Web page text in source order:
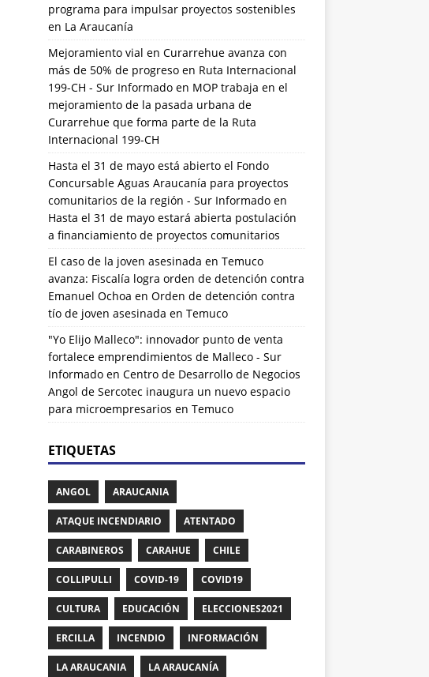
programa para impulsar proyectos sostenibles
en La Araucanía
Mejoramiento vial en Curarrehue avanza con
más de 50% de progreso en Ruta Internacional
199-CH - Sur Informadoen MOP trabaja en el
mejoramiento de la pasada urbana de
Curarrehue que forma parte de la Ruta
Internacional 199-CH
Hasta el 31 de mayo está abierto el Fondo
Concursable Aguas Araucanía para proyectos
comunitarios de la región - Sur Informadoen
Hasta el 31 de mayo estará abierta postulación
a financiamiento de proyectos comunitarios
El caso de la joven asesinada en Temuco
avanza: Fiscalía logra orden de detención contra
Emanuel Ochoa en Orden de detención contra
tío de joven asesinada en Temuco
"Yo Elijo Malleco": innovador punto de venta
fortalece emprendimientos de Malleco - Sur
Informadoen Centro de Desarrollo de Negocios
Angol de Sercotec inaugura un nuevo espacio
para microempresarios en Temuco
ETIQUETAS
ANGOL ARAUCANIA
ATAQUE INCENDIARIO ATENTADO
CARABINEROS CARAHUE CHILE
COLLIPULLI COVID-19 COVID19
CULTURA EDUCACIÓN ELECCIONES2021
ERCILLA INCENDIO INFORMACIÓN
LA ARAUCANIA LA ARAUCANÍA